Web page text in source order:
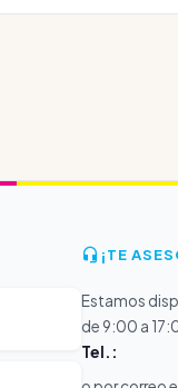
¡TE
Estamos
de 9:00 a
Tel.: